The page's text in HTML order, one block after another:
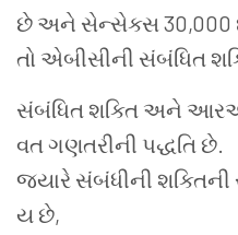
છે અને સેન્સેક્સ 30,000
તો એબીસીની સંબંધિત
સંબંધિત શક્તિ અને
વત ગણતરીની પદ્ધતિ છે.
જ્યારે સંબંધીની શક્તિની
ય છે,